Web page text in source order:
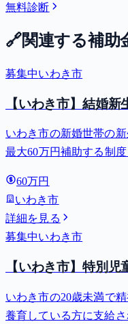
無料診断
🔗関連する補助
募集中いわき市
【いわき市】結婚
いわき市の新婚世帯の
最大60万円補助する制
60万円
いわき市
詳細を見る
募集中いわき市
【いわき市】特別児
いわき市の20歳未満で
養育している方に支給